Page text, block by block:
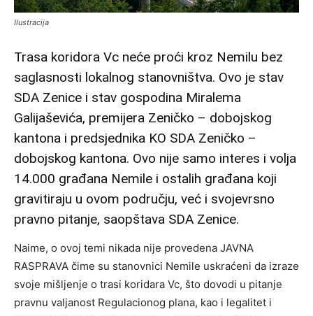
Ilustracija
Trasa koridora Vc neće proći kroz Nemilu bez
saglasnosti lokalnog stanovništva. Ovo je stav
SDA Zenice i stav gospodina Miralema
Galijaševića, premijera Zeničko – dobojskog
kantona i predsjednika KO SDA Zeničko –
dobojskog kantona. Ovo nije samo interes i volja
14.000 građana Nemile i ostalih građana koji
gravitiraju u ovom području, već i svojevrsno
pravno pitanje, saopštava SDA Zenice.
Naime, o ovoj temi nikada nije provedena JAVNA
RASPRAVA čime su stanovnici Nemile uskraćeni da izraze
svoje mišljenje o trasi koridara Vc, što dovodi u pitanje
pravnu valjanost Regulacionog plana, kao i legalitet i